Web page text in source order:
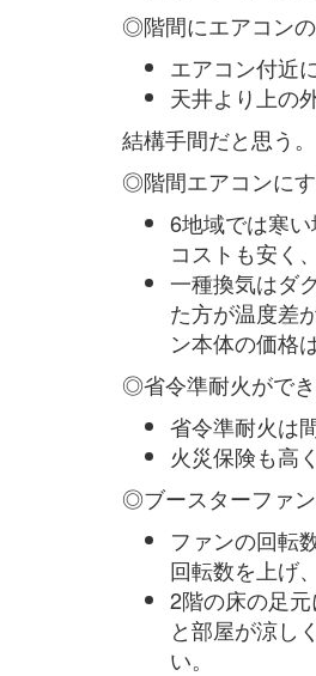
◎階間にエアコン
エアコン付近
天井より上の
結構手間だと思う。
◎階間エアコンに
6地域では寒
コストも安く
一種換気はダ
た方が温度差
ン本体の価格
◎省令準耐火ができ
省令準耐火は
火災保険も高
◎ブースターファ
ファンの回転
回転数を上げ
2階の床の足
と部屋が涼し
い。